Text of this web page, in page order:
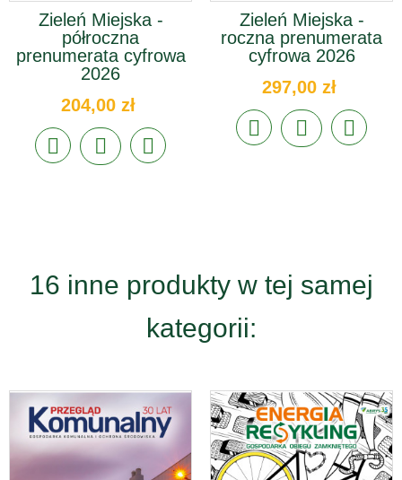
Zieleń Miejska -
półroczna
prenumerata cyfrowa
2026
204,00 zł
Zieleń Miejska -
roczna prenumerata
cyfrowa 2026
297,00 zł
16 inne produkty w tej samej
kategorii: